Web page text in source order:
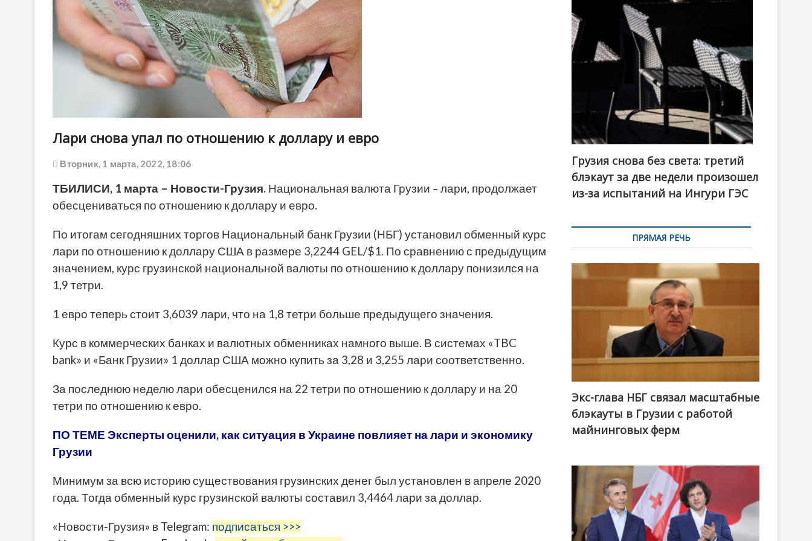
Лари снова упал по отношению к доллару и евро
Вторник, 1 марта, 2022, 18:06
ТБИЛИСИ, 1 марта – Новости-Грузия. Национальная валюта Грузии – лари, продолжает
обесцениваться по отношению к доллару и евро.
По итогам сегодняшних торгов Национальный банк Грузии (НБГ) установил обменный курс
лари по отношению к доллару США в размере 3,2244 GEL/$1. По сравнению с предыдущим
значением, курс грузинской национальной валюты по отношению к доллару понизился на
1,9 тетри.
1 евро теперь стоит 3,6039 лари, что на 1,8 тетри больше предыдущего значения.
Курс в коммерческих банках и валютных обменниках намного выше. В системах «TBC
bank» и «Банк Грузии» 1 доллар США можно купить за 3,28 и 3,255 лари соответственно.
За последнюю неделю лари обесценился на 22 тетри по отношению к доллару и на 20
тетри по отношению к евро.
ПО ТЕМЕ Эксперты оценили, как ситуация в Украине повлияет на лари и экономику
Грузии
Минимум за всю историю существования грузинских денег был установлен в апреле 2020
года. Тогда обменный курс грузинской валюты составил 3,4464 лари за доллар.
«Новости-Грузия» в Telegram: подписаться >>>
Грузия снова без света: третий
блэкаут за две недели произошел
из-за испытаний на Ингури ГЭС
ПРЯМАЯ РЕЧЬ
Экс-глава НБГ связал масштабные
блэкауты в Грузии с работой
майнинговых ферм